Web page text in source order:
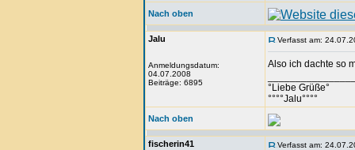
Nach oben
Jalu
Anmeldungsdatum:
04.07.2008
Beiträge: 6895
Verfasst am:
Also ich dachte so
°Liebe Grüße°
°°°°Jalu°°°°
Nach oben
fischerin41 Verfasst am: